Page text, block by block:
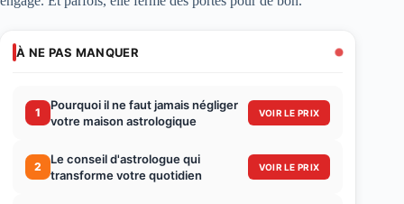
À NE PAS MANQUER
1
Pourquoi il ne faut jamais négliger
votre maison astrologique
VOIR LE PRIX
2
Le conseil d'astrologue qui
transforme votre quotidien
VOIR LE PRIX